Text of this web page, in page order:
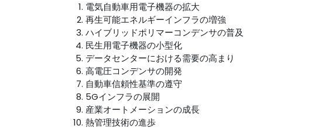
電気自動車用電子機器の拡大
再生可能エネルギーインフラの増強
ハイブリッドポリマーコンデンサの普及
民生用電子機器の小型化
データセンターにおける需要の高まり
高電圧コンデンサの開発
自動車信頼性基準の遵守
5Gインフラの展開
産業オートメーションの成長
熱管理技術の進歩